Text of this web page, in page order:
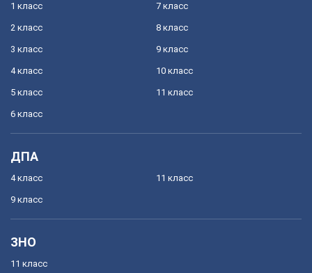
1 класс
2 класс
3 класс
4 класс
5 класс
6 класс
7 класс
8 класс
9 класс
10 класс
11 класс
ДПА
4 класс
9 класс
11 класс
ЗНО
11 класс